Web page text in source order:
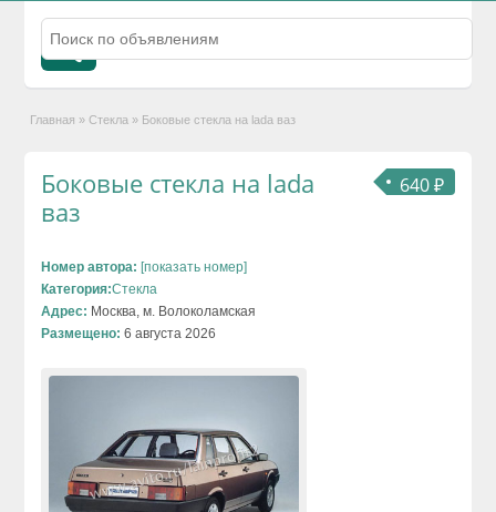
Главная » Стекла » Боковые стекла на lada ваз
640 ₽
Боковые стекла на lada
ваз
Номер автора: [показать номер]
Категория:Стекла
Адрес: Москва, м. Волоколамская
Размещено: 6 августа 2026